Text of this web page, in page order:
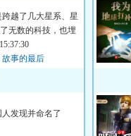
越了几大星系、星
无数的科技，也埋
事的最后
发现并命名了